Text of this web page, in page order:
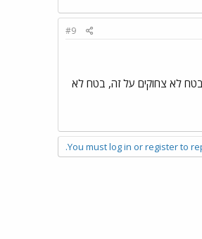
#9
בטח לא צחוקים על זה, בטח לא
You must log in or register to